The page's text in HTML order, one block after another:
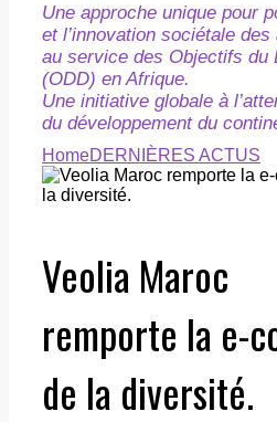
Une approche unique pour
et l’innovation sociétale
au service des Objectifs du
(ODD) en Afrique.
Une initiative globale à
du développement du
HomeDERNIÈRES ACTUS
Veolia Maroc
remporte la e-
de la diversité.